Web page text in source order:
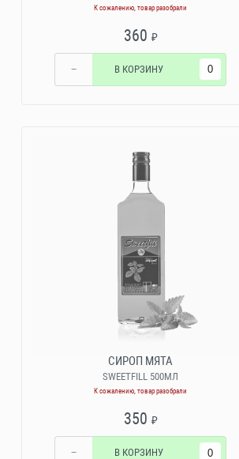
К сожалению, товар разобрали
360 ₽
− В КОРЗИНУ
СИРОП МЯТА
SWEETFILL 500МЛ
К сожалению, товар разобрали
350 ₽
− В КОРЗИНУ